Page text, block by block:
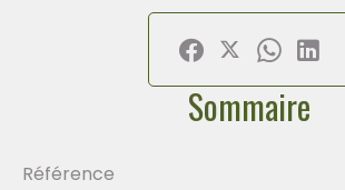
Sommaire
Référence